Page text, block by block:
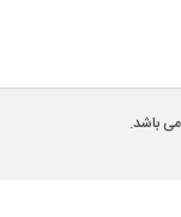
باشد.